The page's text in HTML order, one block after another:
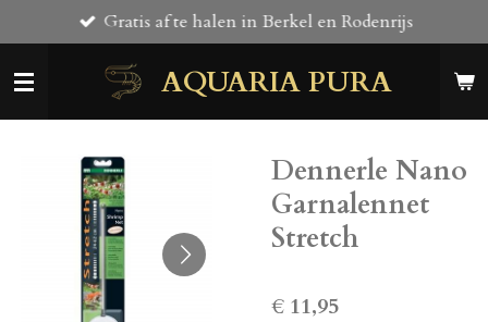
direct
naar
AQUARIA PURA
Gratis af te halen in Berkel en Rodenrijs
Dennerle Nano
Garnalennet
Stretch
€ 11,95